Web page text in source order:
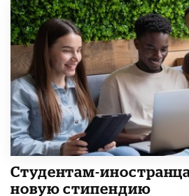
Студентам-
новую стипендию